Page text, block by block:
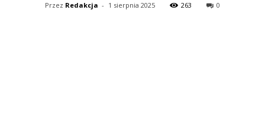
Przez Redakcja - 1 sierpnia 2025 263 0